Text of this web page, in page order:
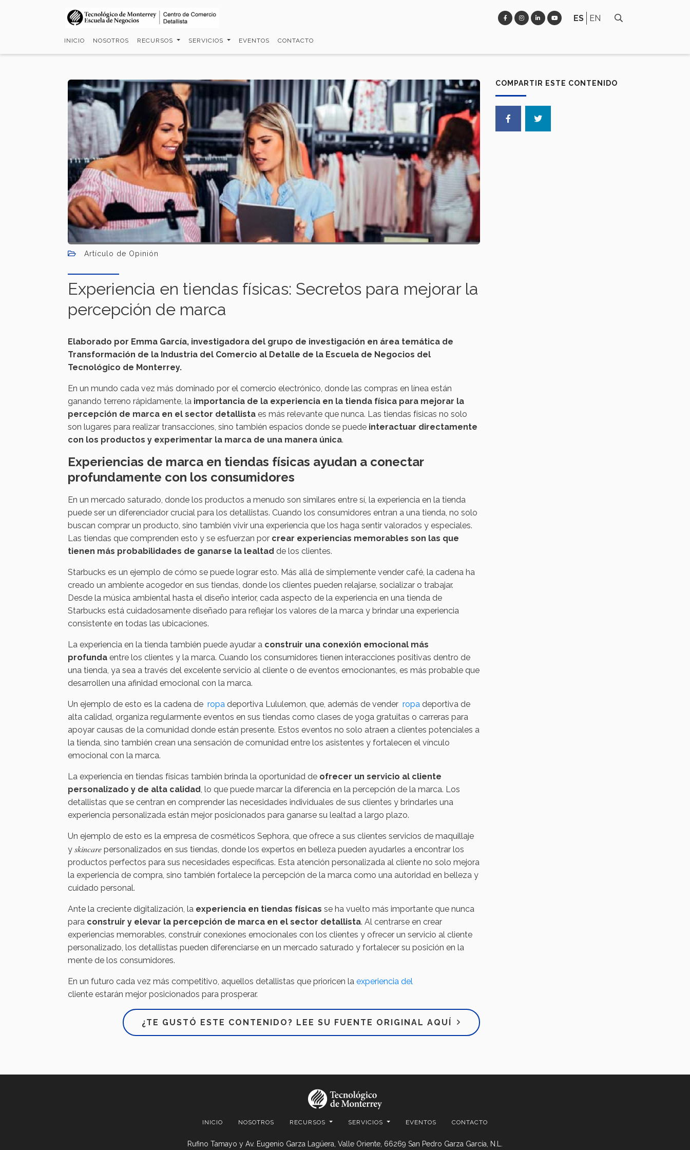
ES EN
INICIO NOSOTROS RECURSOS SERVICIOS EVENTOS CONTACTO
Artículo de Opinión
Experiencia en tiendas físicas: Secretos para mejorar la
percepción de marca
Elaborado por Emma García, investigadora del grupo de investigación en área temática de
Transformación de la Industria del Comercio al Detalle de la Escuela de Negocios del
Tecnológico de Monterrey.
En un mundo cada vez más dominado por el comercio electrónico, donde las compras en línea están
ganando terreno rápidamente, la importancia de la experiencia en la tienda física para mejorar la
percepción de marca en el sector detallista es más relevante que nunca. Las tiendas físicas no solo
son lugares para realizar transacciones, sino también espacios donde se puede interactuar directamente
con los productos y experimentar la marca de una manera única.
Experiencias de marca en tiendas físicas ayudan a conectar
profundamente con los consumidores
En un mercado saturado, donde los productos a menudo son similares entre sí, la experiencia en la tienda
puede ser un diferenciador crucial para los detallistas. Cuando los consumidores entran a una tienda, no solo
buscan comprar un producto, sino también vivir una experiencia que los haga sentir valorados y especiales.
Las tiendas que comprenden esto y se esfuerzan por crear experiencias memorables son las que
tienen más probabilidades de ganarse la lealtad de los clientes.
Starbucks es un ejemplo de cómo se puede lograr esto. Más allá de simplemente vender café, la cadena ha
creado un ambiente acogedor en sus tiendas, donde los clientes pueden relajarse, socializar o trabajar.
Desde la música ambiental hasta el diseño interior, cada aspecto de la experiencia en una tienda de
Starbucks está cuidadosamente diseñado para reflejar los valores de la marca y brindar una experiencia
consistente en todas las ubicaciones.
La experiencia en la tienda también puede ayudar a construir una conexión emocional más
profunda entre los clientes y la marca. Cuando los consumidores tienen interacciones positivas dentro de
una tienda, ya sea a través del excelente servicio al cliente o de eventos emocionantes, es más probable que
desarrollen una afinidad emocional con la marca.
Un ejemplo de esto es la cadena de ropa deportiva Lululemon, que, además de vender ropa deportiva de
alta calidad, organiza regularmente eventos en sus tiendas como clases de yoga gratuitas o carreras para
apoyar causas de la comunidad donde están presente. Estos eventos no solo atraen a clientes potenciales a
la tienda, sino también crean una sensación de comunidad entre los asistentes y fortalecen el vínculo
emocional con la marca.
La experiencia en tiendas físicas también brinda la oportunidad de ofrecer un servicio al cliente
personalizado y de alta calidad, lo que puede marcar la diferencia en la percepción de la marca. Los
detallistas que se centran en comprender las necesidades individuales de sus clientes y brindarles una
experiencia personalizada están mejor posicionados para ganarse su lealtad a largo plazo.
Un ejemplo de esto es la empresa de cosméticos Sephora, que ofrece a sus clientes servicios de maquillaje
y skincare personalizados en sus tiendas, donde los expertos en belleza pueden ayudarles a encontrar los
productos perfectos para sus necesidades específicas. Esta atención personalizada al cliente no solo mejora
la experiencia de compra, sino también fortalece la percepción de la marca como una autoridad en belleza y
cuidado personal.
Ante la creciente digitalización, la experiencia en tiendas físicas se ha vuelto más importante que nunca
para construir y elevar la percepción de marca en el sector detallista. Al centrarse en crear
experiencias memorables, construir conexiones emocionales con los clientes y ofrecer un servicio al cliente
personalizado, los detallistas pueden diferenciarse en un mercado saturado y fortalecer su posición en la
mente de los consumidores.
En un futuro cada vez más competitivo, aquellos detallistas que prioricen la experiencia del
cliente estarán mejor posicionados para prosperar.
¿TE GUSTÓ ESTE CONTENIDO? LEE SU FUENTE ORIGINAL AQUÍ
COMPARTIR ESTE CONTENIDO
INICIO NOSOTROS RECURSOS SERVICIOS EVENTOS CONTACTO
Rufino Tamayo y Av. Eugenio Garza Lagüera, Valle Oriente, 66269 San Pedro Garza García, N.L.